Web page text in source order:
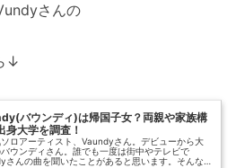
さんの
↓
バウンディ)は帰国子女？両親や家族構
身大学を調査！
ロアーティスト、Vaundyさん。デビューから大
ウンディさん。誰でも一度は街中やテレビで
さんの曲を聞いたことがあると思います。そんな